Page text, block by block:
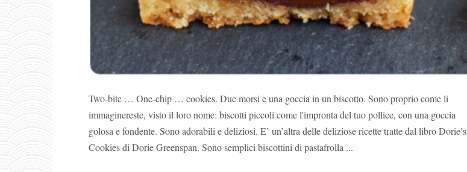
Two-bite … One-chip … cookies. Due morsi e una goccia in un biscotto. Sono proprio come li
immaginereste, visto il loro nome: biscotti piccoli come l'impronta del tuo pollice, con una goccia
golosa e fondente. Sono adorabili e deliziosi. E’ un’altra delle deliziose ricette tratte dal libro Dorie’s
Cookies di Dorie Greenspan. Sono semplici biscottini di pastafrolla ...